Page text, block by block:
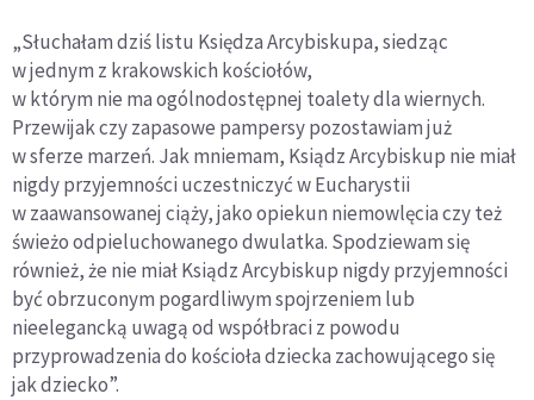
„Słuchałam dziś listu Księdza Arcybiskupa, siedząc
w jednym z krakowskich kościołów,
w którym nie ma ogólnodostępnej toalety dla wiernych.
Przewijak czy zapasowe pampersy pozostawiam już
w sferze marzeń. Jak mniemam, Ksiądz Arcybiskup nie miał
nigdy przyjemności uczestniczyć w Eucharystii
w zaawansowanej ciąży, jako opiekun niemowlęcia czy też
świeżo odpieluchowanego dwulatka. Spodziewam się
również, że nie miał Ksiądz Arcybiskup nigdy przyjemności
być obrzuconym pogardliwym spojrzeniem lub
nieelegancką uwagą od współbraci z powodu
przyprowadzenia do kościoła dziecka zachowującego się
jak dziecko”.